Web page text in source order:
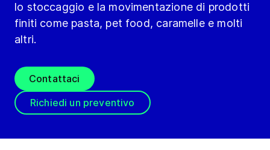
lo stoccaggio e la movimentazione di prodotti
finiti come pasta, pet food, caramelle e molti
altri.
Contattaci
Richiedi un preventivo